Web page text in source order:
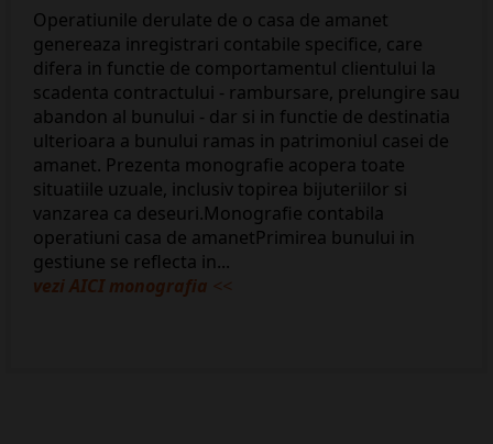
Operatiunile derulate de o casa de amanet
genereaza inregistrari contabile specifice, care
difera in functie de comportamentul clientului la
scadenta contractului - rambursare, prelungire sau
abandon al bunului - dar si in functie de destinatia
ulterioara a bunului ramas in patrimoniul casei de
amanet. Prezenta monografie acopera toate
situatiile uzuale, inclusiv topirea bijuteriilor si
vanzarea ca deseuri.Monografie contabila
operatiuni casa de amanetPrimirea bunului in
gestiune se reflecta in...
vezi AICI monografia <<